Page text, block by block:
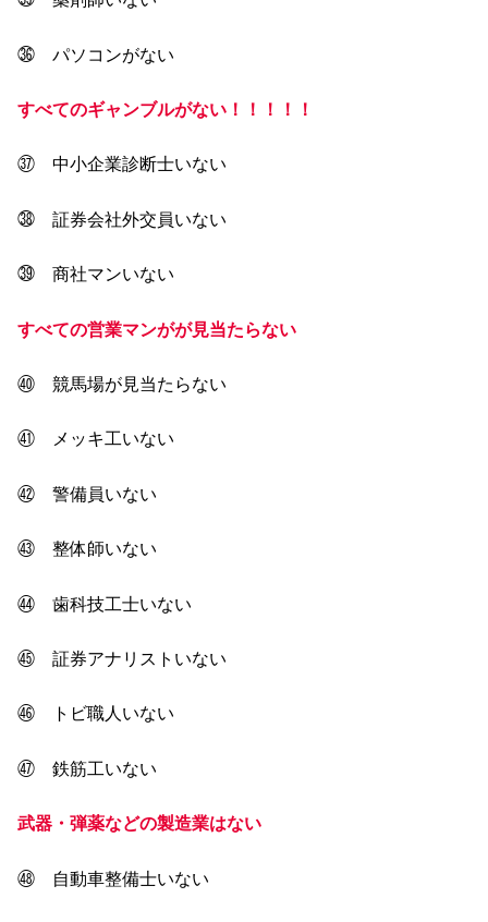
㊱ パソコンがない
すべてのギャンブルがない！！！！！
㊲ 中小企業診断士いない
㊳ 証券会社外交員いない
㊴ 商社マンいない
すべての営業マンがが見当たらない
㊵ 競馬場が見当たらない
㊶ メッキ工いない
㊷ 警備員いない
㊸ 整体師いない
㊹ 歯科技工士いない
㊺ 証券アナリストいない
㊻ トビ職人いない
㊼ 鉄筋工いない
武器・弾薬などの製造業はない
㊽ 自動車整備士いない